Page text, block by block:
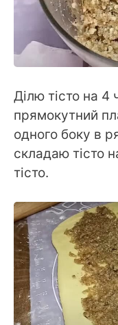
Ділю тісто на
прямокутний
одного боку в
складаю тісто
тісто.